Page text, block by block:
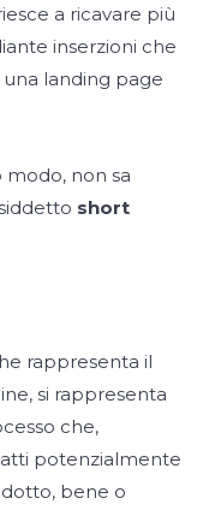
a ricavare più
inserzioni che
landing page
modo, non sa
short
rappresenta il
si rappresenta
che,
potenzialmente
bene o